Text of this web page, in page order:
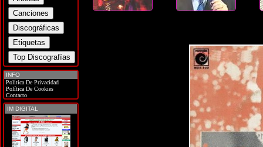
INFO
Política De Privacidad
Política De Cookies
Contacto
IM DIGITAL